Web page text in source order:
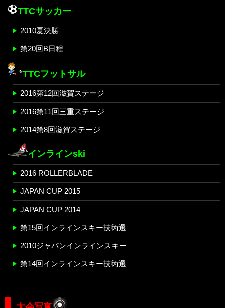
TTCサッカー
2010夏決勝
第20回B日程
TTCフットサル
2016第12回滋賀ステージ
2016第11回三重ステージ
2014第8回滋賀ステージ
インラインski
2016 ROLLERBLADE
JAPAN CUP 2015
JAPAN CUP 2014
第15回インラインスキー技術選
2010ジャパンインラインスキー
第14回インラインスキー技術選